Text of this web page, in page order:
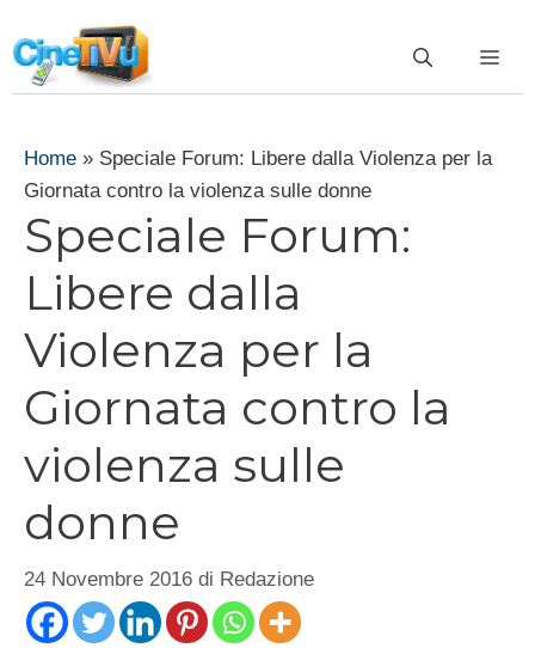
al
contenuto
Home » Speciale Forum: Libere dalla Violenza per la
Giornata contro la violenza sulle donne
Speciale Forum:
Libere dalla
Violenza per la
Giornata contro la
violenza sulle
donne
24 Novembre 2016 di Redazione